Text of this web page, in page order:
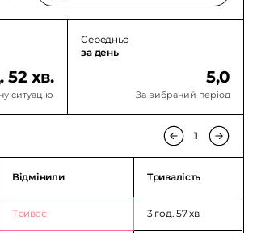
52 хв.
ситуацію
Середньо
за день
5,0
За вибраний період
1
Відмінили Тривалість
Триває 3 год. 57 хв.